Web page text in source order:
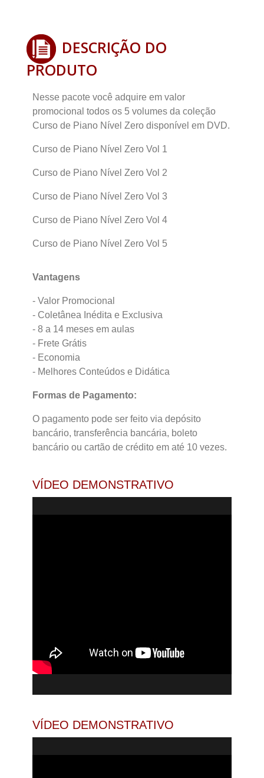
DESCRIÇÃO DO
PRODUTO
Nesse pacote você adquire em valor
promocional todos os 5 volumes da coleção
Curso de Piano Nível Zero disponível em DVD.
Curso de Piano Nível Zero Vol 1
Curso de Piano Nível Zero Vol 2
Curso de Piano Nível Zero Vol 3
Curso de Piano Nível Zero Vol 4
Curso de Piano Nível Zero Vol 5
Vantagens
- Valor Promocional
- Coletânea Inédita e Exclusiva
- 8 a 14 meses em aulas
- Frete Grátis
- Economia
- Melhores Conteúdos e Didática
Formas de Pagamento:
O pagamento pode ser feito via depósito
bancário, transferência bancária, boleto
bancário ou cartão de crédito em até 10 vezes.
VÍDEO DEMONSTRATIVO
VÍDEO DEMONSTRATIVO